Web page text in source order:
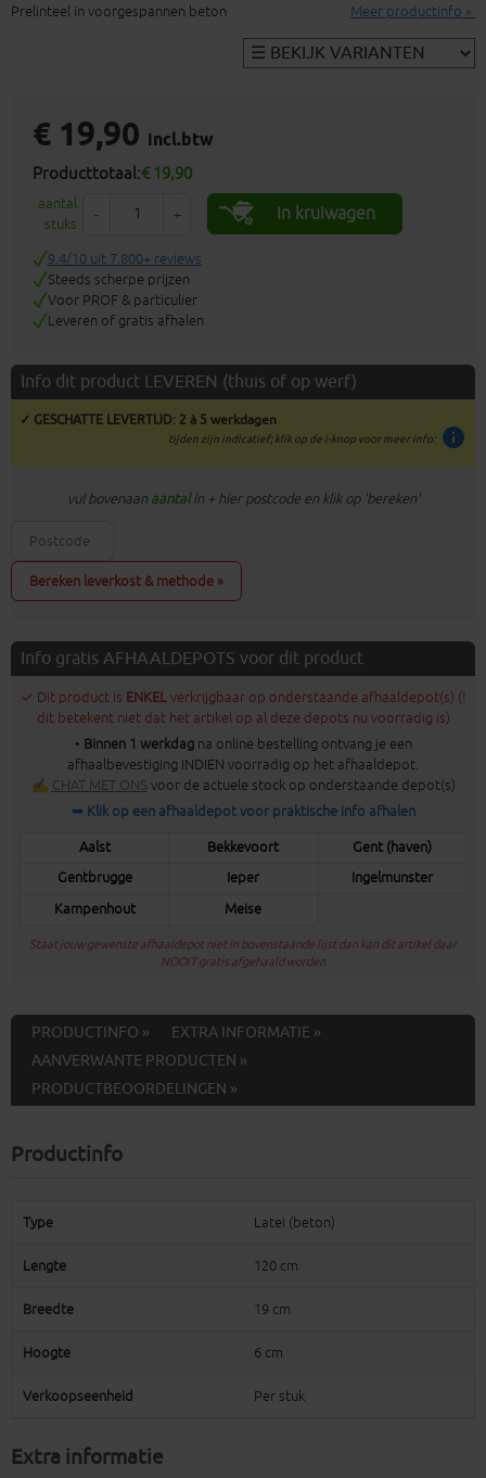
Prelinteel in voorgespannen beton Meer productinfo »
€ 19,90 incl.btw
Producttotaal:€ 19,90
aantal
stuks
- + In kruiwagen
9.4/10 uit 7.800+ reviews
Steeds scherpe prijzen
Voor PROF & particulier
Leveren of gratis afhalen
Info dit product LEVEREN (thuis of op werf)
✓ GESCHATTE LEVERTIJD: 2 à 5 werkdagen
info
tijden zijn indicatief; klik op de i-knop voor meer info:
vul bovenaan aantalin + hier postcode en klik op 'bereken'
Bereken leverkost & methode »
Info gratis AFHAALDEPOTS voor dit product
✓ Dit product is ENKELverkrijgbaar op onderstaande afhaaldepot(s) (!
dit betekent niet dat het artikel op al deze depots nu voorradig is)
• Binnen 1 werkdagna online bestelling ontvang je een
afhaalbevestiging INDIEN voorradig op het afhaaldepot.
✍ CHAT MET ONS voor de actuele stock op onderstaande depot(s)
➥ Klik op een afhaaldepot voor praktische info afhalen
Aalst Bekkevoort
Gent (haven)
Gentbrugge
Ieper
Ingelmunster
Kampenhout
Meise
Staat jouw gewenste afhaaldepot niet in bovenstaande lijst dan kan dit artikel daar
NOOIT gratis afgehaald worden
PRODUCTINFO »
EXTRA INFORMATIE »
AANVERWANTE PRODUCTEN »
PRODUCTBEOORDELINGEN »
Productinfo
Type Latei (beton)
Lengte 120 cm
Breedte 19 cm
Hoogte 6 cm
Verkoopseenheid Per stuk
Extra informatie